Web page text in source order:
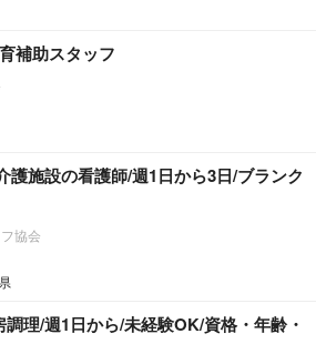
補助スタッフ
護施設の看護師/週1日から3日/ブランク
協会
理/週1日から/未経験OK/資格・年齢・